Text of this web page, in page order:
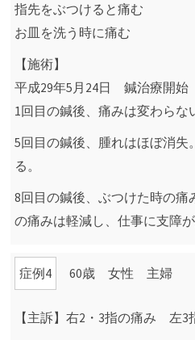
指先をぶつけると痛む
お皿を洗う時に痛む
【施術】
平成29年5月24日 鍼治療開始
1回目の鍼後、痛みは変わらな
5回目の鍼後、腫れはほぼ消失
る。
8回目の鍼後、ぶつけた時の
の痛みは軽減し、仕事に支障が
症例4 60歳 女性 主婦
【主訴】右2・3指の痛み 左3